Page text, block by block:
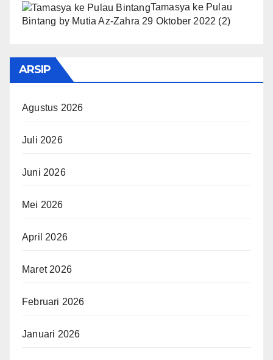
Tamasya ke Pulau
Bintang by Mutia Az-Zahra 29 Oktober 2022 (2)
ARSIP
Agustus 2026
Juli 2026
Juni 2026
Mei 2026
April 2026
Maret 2026
Februari 2026
Januari 2026